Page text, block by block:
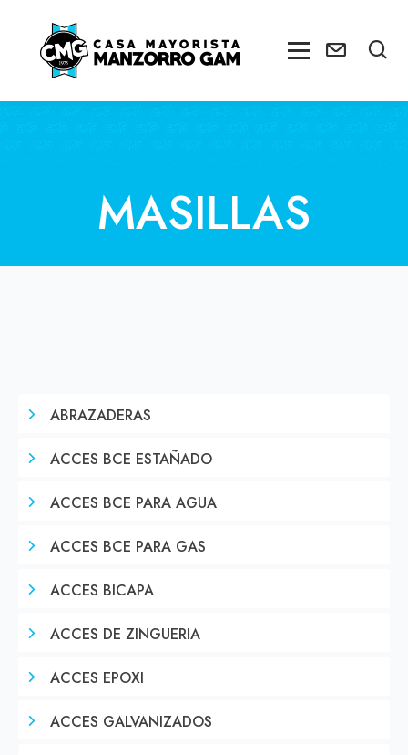
MASILLAS
ABRAZADERAS
ACCES BCE ESTAÑADO
ACCES BCE PARA AGUA
ACCES BCE PARA GAS
ACCES BICAPA
ACCES DE ZINGUERIA
ACCES EPOXI
ACCES GALVANIZADOS